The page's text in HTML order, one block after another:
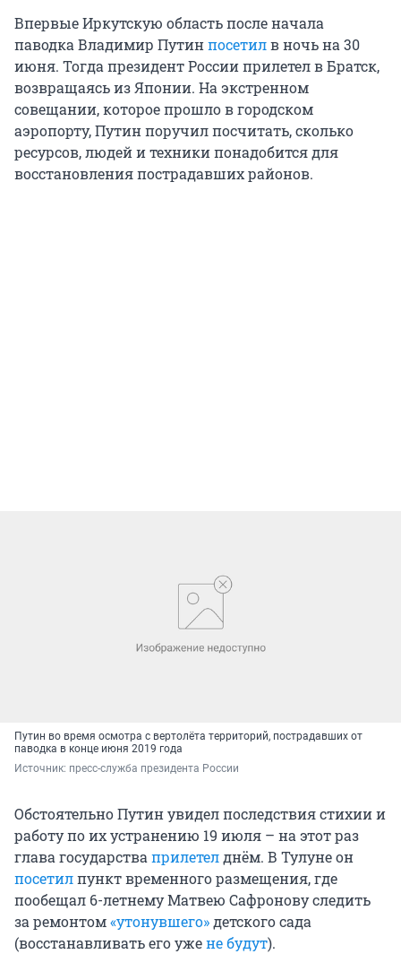
Впервые Иркутскую область после начала
паводка Владимир Путинпосетилв ночь на 30
июня. Тогда президент России прилетел в Братск,
возвращаясь из Японии. На экстренном
совещании, которое прошло в городском
аэропорту, Путин поручил посчитать, сколько
ресурсов, людей и техники понадобится для
восстановления пострадавших районов.
Путин во время осмотра с вертолёта территорий, пострадавших от
паводка в конце июня 2019 года
Источник: пресс-служба президента России
Обстоятельно Путин увидел последствия стихии и
работу по их устранению 19 июля – на этот раз
глава государства прилетелднём. В Тулуне он
посетилпункт временного размещения, где
пообещал 6-летнему Матвею Сафронову следить
за ремонтом«утонувшего»детского сада
(восстанавливать его ужене будут).